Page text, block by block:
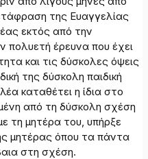
της Ευαγγελίας
εκτός από την
πολυετή έρευνα που έχει
και τις δύσκολες όψεις
της δύσκολη παιδική
καταθέτει η ίδια στο
από τη δύσκολη σχέση
τη μητέρα του, υπήρξε
μητέρας όπου τα πάντα
στη σχέση.